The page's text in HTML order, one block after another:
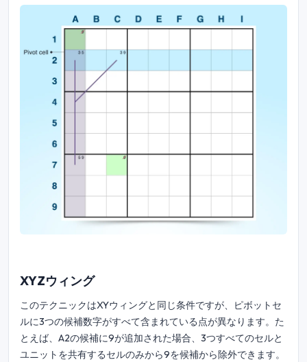
XYZウィング
このテクニックはXYウィングと同じ条件ですが、ピボットセ
ルに3つの候補数字がすべて含まれている点が異なります。た
とえば、A2の候補に9が追加された場合、3つすべてのセルと
ユニットを共有するセルのみから9を候補から除外できます。